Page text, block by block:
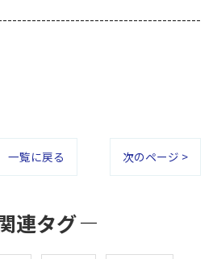
一覧に戻る 次のページ >
連タグ